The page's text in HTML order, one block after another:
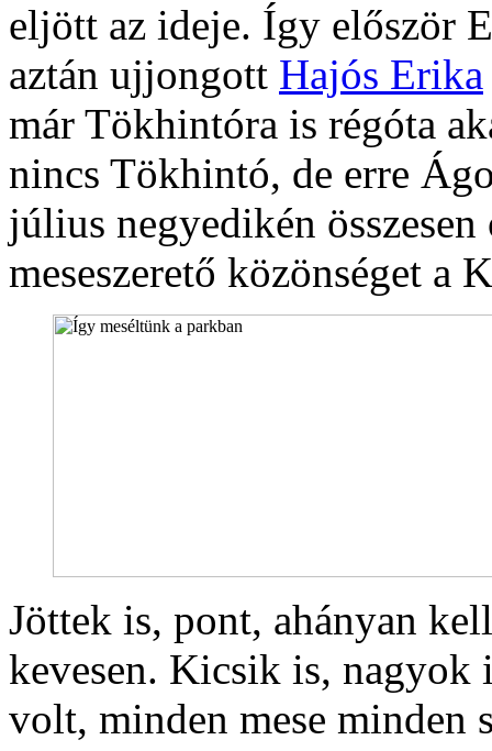
eljött az ideje. Így először
aztán ujjongott Hajós Erika
már Tökhintóra is régóta
nincs Tökhintó, de erre
július negyedikén
meseszerető közönséget a
Jöttek is, pont, ahányan
kevesen. Kicsik is,
volt, minden mese minden